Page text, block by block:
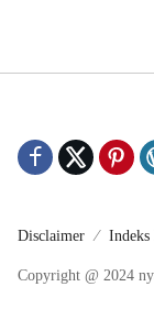
Disclaimer Indeks
Copyright @ 2024